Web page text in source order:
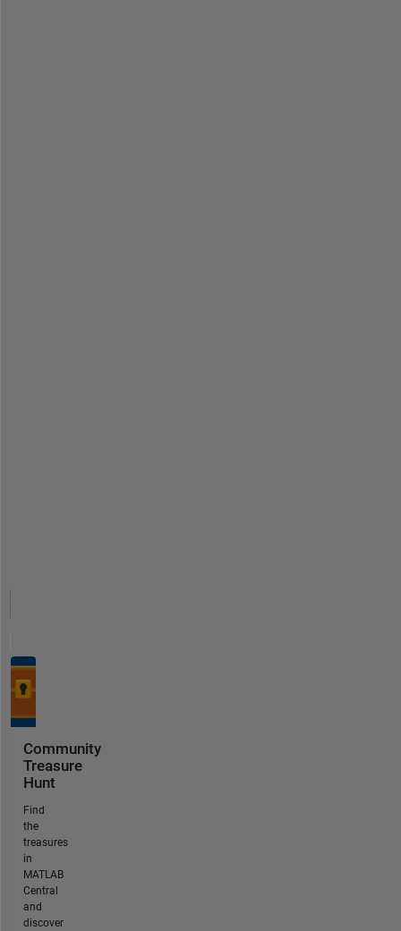
Community
Treasure
Hunt
Find
the
treasures
in
MATLAB
Central
and
discover